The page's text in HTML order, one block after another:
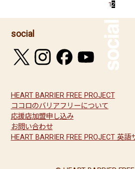
12
social
HEART BARRIER FREE PROJECT
ココロのバリアフリーについて
応援店加盟申し込み
お問い合わせ
HEART BARRIER FREE PROJECT 英語